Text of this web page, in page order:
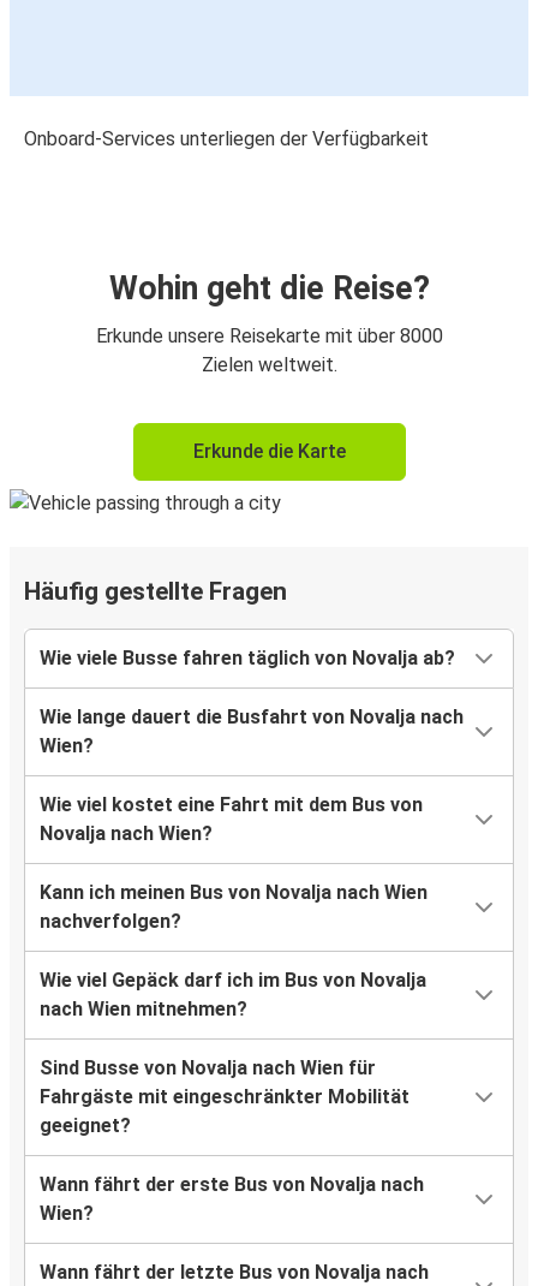
Onboard-Services unterliegen der Verfügbarkeit
Wohin geht die Reise?
Erkunde unsere Reisekarte mit über 8000
Zielen weltweit.
Erkunde die Karte
Häufig gestellte Fragen
Wie viele Busse fahren täglich von Novalja ab?
Wie lange dauert die Busfahrt von Novalja nach
Wien?
Wie viel kostet eine Fahrt mit dem Bus von
Novalja nach Wien?
Kann ich meinen Bus von Novalja nach Wien
nachverfolgen?
Wie viel Gepäck darf ich im Bus von Novalja
nach Wien mitnehmen?
Sind Busse von Novalja nach Wien für
Fahrgäste mit eingeschränkter Mobilität
geeignet?
Wann fährt der erste Bus von Novalja nach
Wien?
Wann fährt der letzte Bus von Novalja nach